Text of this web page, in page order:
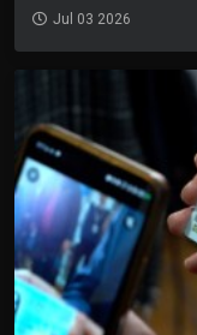
Jul 03 2026